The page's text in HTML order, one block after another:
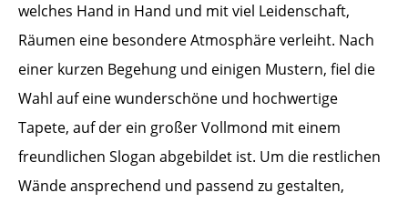
welches Hand in Hand und mit viel Leidenschaft,
Räumen eine besondere Atmosphäre verleiht. Nach
einer kurzen Begehung und einigen Mustern, fiel die
Wahl auf eine wunderschöne und hochwertige
Tapete, auf der ein großer Vollmond mit einem
freundlichen Slogan abgebildet ist. Um die restlichen
Wände ansprechend und passend zu gestalten,